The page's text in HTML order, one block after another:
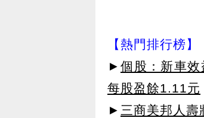
【熱門排行榜】
► 個股：新車
每股盈餘1.11元
► 三商美邦人